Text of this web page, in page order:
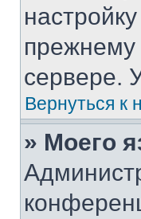
прежнему
сервере.
Вернуться к
» Моего